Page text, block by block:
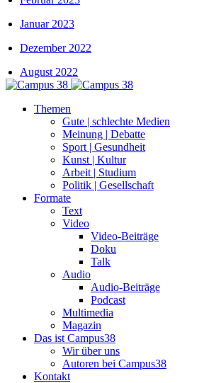
Januar 2023
Dezember 2022
August 2022
Themen
Gute | schlechte Medien
Meinung | Debatte
Sport | Gesundheit
Kunst | Kultur
Arbeit | Studium
Politik | Gesellschaft
Formate
Text
Video
Video-Beiträge
Doku
Talk
Audio
Audio-Beiträge
Podcast
Multimedia
Magazin
Das ist Campus38
Wir über uns
Autoren bei Campus38
Kontakt